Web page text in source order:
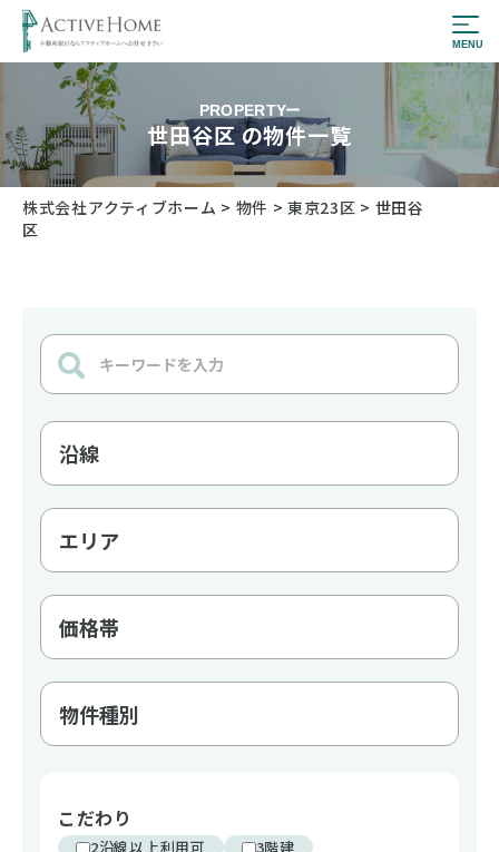
PROPERTY
世田谷区 の物件一覧
株式会社アクティブホーム > 物件 >東京23区 > 世田谷
区
こだわり
2沿線以上利用可
3階建